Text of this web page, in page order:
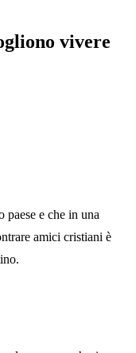
vivere
e che in una
amici cristiani è